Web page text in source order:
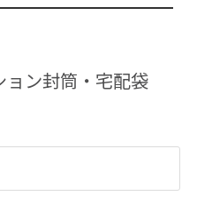
ン封筒・宅配袋